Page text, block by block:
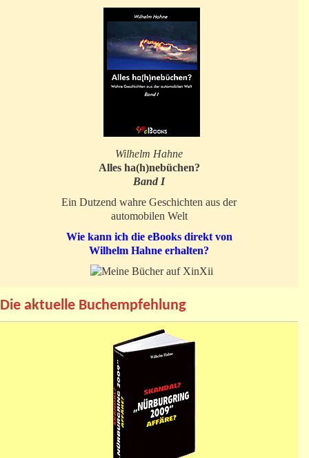
Wilhelm Hahne
Alles ha(h)nebüchen?
Band I
Ein Dutzend wahre Geschichten aus der
automobilen Welt
Wie kann ich die eBooks direkt von
Wilhelm Hahne erhalten?
Die aktuelle Buchempfehlung